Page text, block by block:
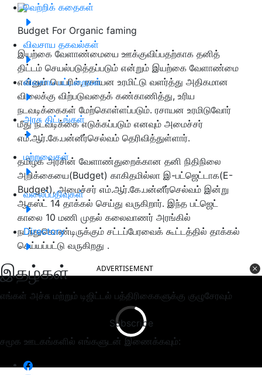
வெற்றிக் கதைகள்
விவசாய தகவல்கள்
விவசாய பட்டறைகள்
அரசு திட்டங்கள்
மற்றவைகள்
வலைப்பதிவுகள்
Directory
இதழ்கள்
எங்கள் அச்சு மற்றும் டிஜிட்டல் பத்திரிகைகளுக்கு குழுசேரவும்
Subscribe
சமூக ஊடகங்களில் எங்களுடன் இணைக்கவும்:
Budget For Organic faming
இயற்கை வேளாண்மையை ஊக்குவிப்பதற்காக தனித்
திட்டம் செயல்படுத்தப்படும் என்றும் இயற்கை வேளாண்மை
என்னும் பெயரில், ரசாயன உரமிட்டு வளர்த்து அதிகமான
விலைக்கு விற்படுவதைக் கண்காணித்து, உரிய
நடவடிக்கைகள் மேற்கொள்ளப்படும். ரசாயன உரமிடுவோர்
மீது நடவடிக்கை எடுக்கப்படும் எனவும் அமைச்சர்
எம்.ஆர்.கே.பன்னீர்செல்வம் தெரிவித்துள்ளார்.
தமிழக அரசின் வேளாண்துறைக்கான தனி நிதிநிலை
அறிக்கையை(Budget) காகிதமில்லா இ-பட்ஜெட்டாக(E-
Budget), அமைச்சர் எம்.ஆர்.கே.பன்னீர்செல்வம் இன்று
ஆகஸ்ட் 14 தாக்கல் செய்து வருகிறார். இந்த பட்ஜெட்
காலை 10 மணி முதல் கலைவாணர் அரங்கில்
நடந்துகொண்டிருக்கும் சட்டப்பேரவைக் கூட்டத்தில் தாக்கல்
செய்யப்பட்டு வருகிறது .
ADVERTISEMENT